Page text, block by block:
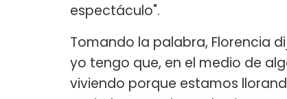
espectáculo".
Tomando la palabra, Florencia
yo tengo que, en el medio de
viviendo porque estamos